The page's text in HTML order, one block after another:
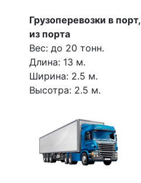
Грузоперевозки в порт,
из порта
Вес: до 20 тонн.
Длина: 13 м.
Ширина: 2.5 м.
Высотра: 2.5 м.